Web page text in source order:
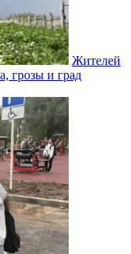
Жителей
грозы и град